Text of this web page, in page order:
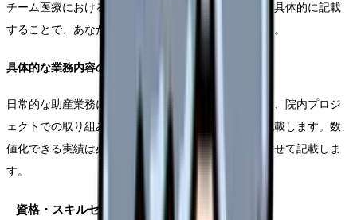
チーム医療における役割や、部署での立場についても具体的に記載
することで、あなたの経験値が伝わりやすくなります。
具体的な業務内容の記載
日常的な助産業務に加えて、特殊な症例への対応経験、院内プロジ
ェクトでの取り組み、教育担当としての実績なども記載します。数
値化できる実績は必ず数字で示し、具体的な成果も併せて記載しま
す。
資格・スキルセクション